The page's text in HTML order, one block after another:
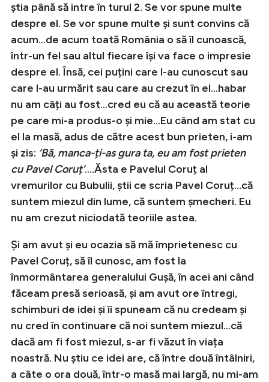
știa până să intre în turul 2. Se vor spune multe
despre el. Se vor spune multe și sunt convins că
acum…de acum toată România o să îl cunoască,
într-un fel sau altul fiecare își va face o impresie
despre el. Însă, cei puțini care l-au cunoscut sau
care l-au urmărit sau care au crezut în el…habar
nu am câți au fost…cred eu că au această teorie
pe care mi-a produs-o și mie…Eu când am stat cu
el la masă, adus de către acest bun prieten, i-am
și zis: ‘Bă, manca-ți-as gura ta, eu am fost prieten
cu Pavel Coruț’….Ăsta e Pavelul Coruț al
vremurilor cu Bubulii, știi ce scria Pavel Coruț…că
suntem miezul din lume, că suntem șmecheri. Eu
nu am crezut niciodată teoriile astea.
Și am avut și eu ocazia să mă împrietenesc cu
Pavel Coruț, să îl cunosc, am fost la
înmormântarea generalului Gușă, în acei ani când
făceam presă serioasă, și am avut ore întregi,
schimburi de idei și îi spuneam că nu credeam și
nu cred în continuare că noi suntem miezul…că
dacă am fi fost miezul, s-ar fi văzut în viața
noastră. Nu știu ce idei are, că între două întâlniri,
a câte o ora două, într-o masă mai largă, nu mi-am